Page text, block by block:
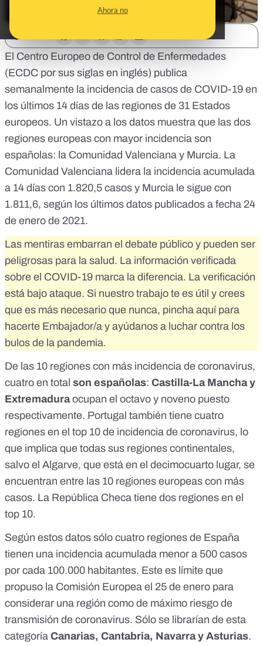
Ahora no
El Centro Europeo de Control de Enfermedades
(ECDC por sus siglas en inglés) publica
semanalmente la incidencia de casos de COVID-19 en
los últimos 14 días de las regiones de 31 Estados
europeos. Un vistazo a los datos muestra que las dos
regiones europeas con mayor incidencia son
españolas: la Comunidad Valenciana y Murcia. La
Comunidad Valenciana lidera la incidencia acumulada
a 14 días con 1.820,5 casos y Murcia le sigue con
1.811,6, según los últimos datos publicados a fecha 24
de enero de 2021.
Las mentiras embarran el debate público y pueden ser
peligrosas para la salud. La información verificada
sobre el COVID-19 marca la diferencia. La verificación
está bajo ataque. Si nuestro trabajo te es útil y crees
que es más necesario que nunca, pincha aquí para
hacerte Embajador/a y ayúdanos a luchar contra los
bulos de la pandemia.
De las 10 regiones con más incidencia de coronavirus,
cuatro en total son españolas: Castilla-La Mancha y
Extremaduraocupan el octavo y noveno puesto
respectivamente. Portugal también tiene cuatro
regiones en el top 10 de incidencia de coronavirus, lo
que implica que todas sus regiones continentales,
salvo el Algarve, que está en el decimocuarto lugar, se
encuentran entre las 10 regiones europeas con más
casos. La República Checa tiene dos regiones en el
top 10.
Según estos datos sólo cuatro regiones de España
tienen una incidencia acumulada menor a 500 casos
por cada 100.000 habitantes. Este es límite que
propuso la Comisión Europea el 25 de enero para
considerar una región como de máximo riesgo de
transmisión de coronavirus. Sólo se librarían de esta
categoría Canarias, Cantabria, Navarra y Asturias.